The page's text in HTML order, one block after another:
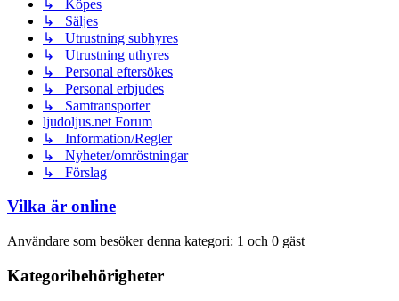
↳ Köpes
↳ Säljes
↳ Utrustning subhyres
↳ Utrustning uthyres
↳ Personal eftersökes
↳ Personal erbjudes
↳ Samtransporter
ljudoljus.net Forum
↳ Information/Regler
↳ Nyheter/omröstningar
↳ Förslag
Vilka är online
Användare som besöker denna kategori: 1 och 0 gäst
Kategoribehörigheter